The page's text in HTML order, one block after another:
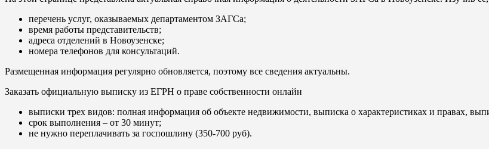
перечень услуг, оказываемых департаментом ЗАГСа;
время работы представительств;
адреса отделений в Новоузенске;
номера телефонов для консультаций.
Размещенная информация регулярно обновляется, поэтому все сведения актуальны.
Заказать официальную выписку из ЕГРН о праве собственности онлайн
выписки трех видов: полная информация об объекте недвижимости, выписка о характеристиках и правах,
срок выполнения – от 30 минут;
не нужно переплачивать за госпошлину (350-700 руб).